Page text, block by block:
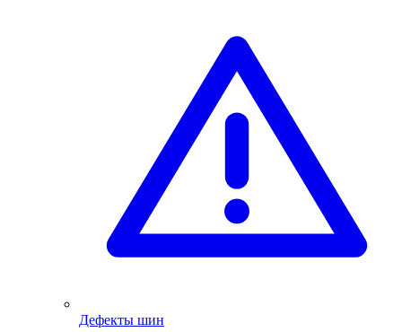
Дефекты шин